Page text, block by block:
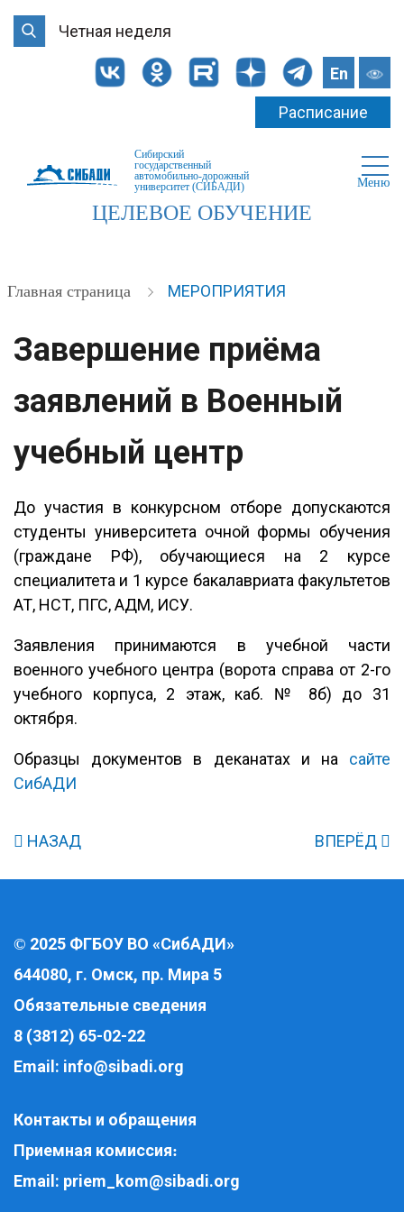
Четная неделя
En
Расписание
Сибирский
государственный
автомобильно-дорожный
университет (СИБАДИ)
Меню
ЦЕЛЕВОЕ ОБУЧЕНИЕ
Главная страница МЕРОПРИЯТИЯ
Завершение приёма
заявлений в Военный
учебный центр
До участия в конкурсном отборе допускаются
студенты университета очной формы обучения
(граждане РФ), обучающиеся на 2 курсе
специалитета и 1 курсе бакалавриата факультетов
АТ, НСТ, ПГС, АДМ, ИСУ.
Заявления принимаются в учебной части
военного учебного центра (ворота справа от 2-го
учебного корпуса, 2 этаж, каб. № 8б) до 31
октября.
Образцы документов в деканатах и на сайте
СибАДИ
НАЗАД ВПЕРЁД
© 2025 ФГБОУ ВО «СибАДИ»
644080, г. Омск, пр. Мира 5
Обязательные сведения
8 (3812) 65-02-22
Email: info@sibadi.org
Контакты и обращения
Приемная комиссия:
Email: priem_kom@sibadi.org